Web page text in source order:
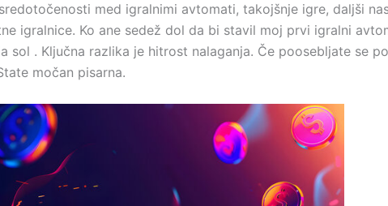
med igralnimi avtomati, takojšnje igre, daljši
igralnice. Ko ane sedež dol da bi stavil moj prvi igralni
sol . Ključna razlika je hitrost nalaganja. Če poosebljate se
močan pisarna.